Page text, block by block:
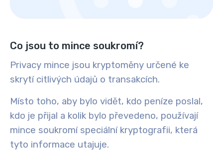
Co jsou to mince soukromí?
Privacy mince jsou kryptoměny určené ke
skrytí citlivých údajů o transakcích.
Místo toho, aby bylo vidět, kdo peníze poslal,
kdo je přijal a kolik bylo převedeno, používají
mince soukromí speciální kryptografii, která
tyto informace utajuje.